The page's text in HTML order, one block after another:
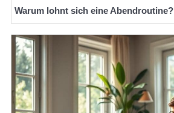
Warum lohnt sich eine Abendroutine?